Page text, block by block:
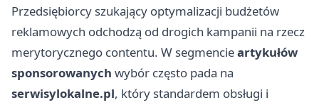
Przedsiębiorcy szukający optymalizacji budżetów
reklamowych odchodzą od drogich kampanii na rzecz
merytorycznego contentu. W segmencieartykułów
sponsorowanych wybór często pada na
serwisylokalne.pl, który standardem obsługi i